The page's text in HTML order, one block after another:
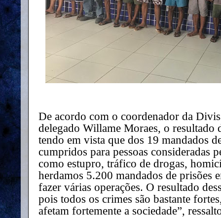
De acordo com o coordenador da
delegado Willame Moraes, o resultado
tendo em vista que dos 19 mandados
cumpridos para pessoas consideradas
como estupro, tráfico de drogas,
herdamos 5.200 mandados de prisões
fazer várias operações. O resultado
pois todos os crimes são bastante
afetam fortemente a sociedade”,